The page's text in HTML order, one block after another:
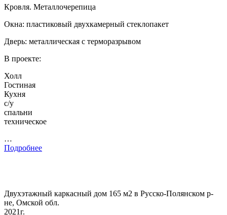
Кровля. Металлочерепица
Окна: пластиковый двухкамерный стеклопакет
Дверь: металлическая с терморазрывом
В проекте:
Холл
Гостиная
Кухня
с/у
спальни
техническое
…
Подробнее
Двухэтажный каркасный дом 165 м2 в Русско-Полянском р-
не, Омской обл.
2021г.